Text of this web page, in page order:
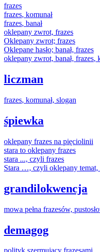
frazes
frazes, komunał
frazes, banał
oklepany zwrot, frazes
Oklepany zwrot; frazes
Oklepane hasło; banał, frazes
oklepany zwrot, banał, frazes,
liczman
frazes, komunał, slogan
śpiewka
oklepany frazes na pięciolinii
stara to oklepany frazes
stara ..., czyli frazes
Stara …, czyli oklepany temat,
grandilokwencja
mowa pełna frazesów,
demagog